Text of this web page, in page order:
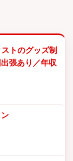
トのグッズ制
張あり／年収